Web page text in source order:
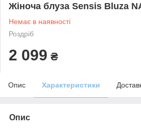
Жіноча блуза Sensis Bluza
Немає в наявності
Роздріб
2 099 ₴
Опис Характеристики
Опис